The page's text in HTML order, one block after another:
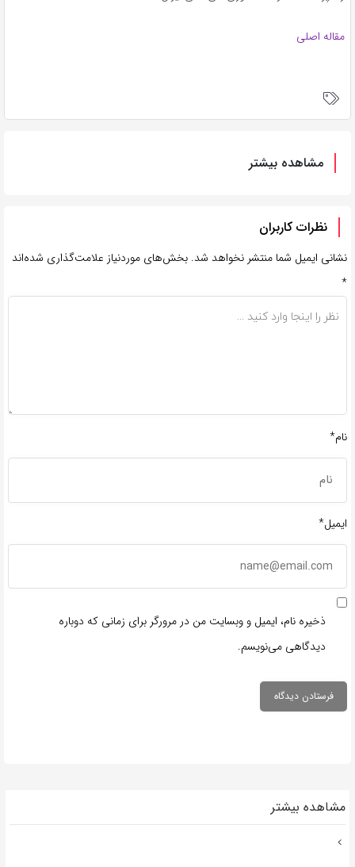
مقاله اصلی
مشاهده بیشتر
نظرات کاربران
نشانی ایمیل شما منتشر نخواهد شد. بخش‌های موردنیاز علامت‌گذاری شده‌اند
*
نام*
ایمیل*
ذخیره نام، ایمیل و وبسایت من در مرورگر برای زمانی که دوباره
دیدگاهی می‌نویسم.
مشاهده بیشتر